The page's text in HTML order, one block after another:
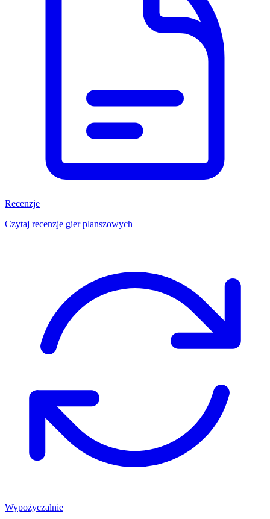
Recenzje
Czytaj recenzje gier planszowych
Wypożyczalnie